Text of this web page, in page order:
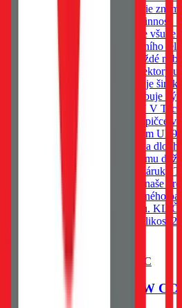
power. Moderní GaN technologie
těle. Méně zahřívání. A vyšší účinnost.
tablet i lehký notebook. Vejde se
A OCHRANA Uvnitř kompaktního
ochranný systém, který hlídá každé
přehřátí a zkratu. 2 USB-C konektory
nabíjení. Adaptér navíc podporuje
nabíjení a automaticky přizpůsobuje
NEODOLATELNĚ ODOLNÝ V
detaily. Řada MINIMI patří ke špičce
odolných materiálů se standardem
které zajišťují spolehlivý výkon a
produkt zahrnut v našem programu
podmínky programu doživotní záruky
na životním prostředí. Všechny naše
ekologických obalů z recyklovaného
minimalizovali dopad na přírodu.
GaN technologie Kompaktní velikost
Tactical Minimi GaN 45W CC